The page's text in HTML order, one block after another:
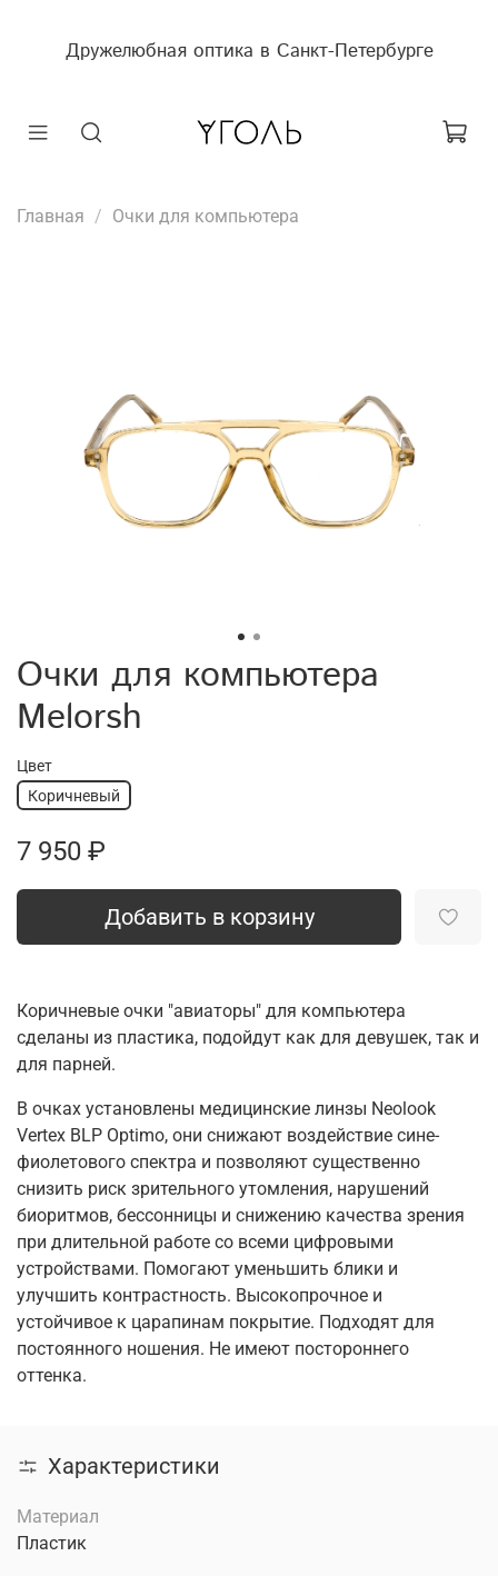
Дружелюбная оптика в Санкт-Петербурге
Главная Очки для компьютера
Очки для компьютера
Melorsh
Цвет
Коричневый
7 950 ₽
Добавить в корзину
Коричневые очки "авиаторы" для компьютера
сделаны из пластика, подойдут как для девушек, так и
для парней.
В очках установлены медицинские линзы Neolook
Vertex BLP Optimo, они снижают воздействие сине-
фиолетового спектра и позволяют существенно
снизить риск зрительного утомления, нарушений
биоритмов, бессонницы и снижению качества зрения
при длительной работе со всеми цифровыми
устройствами. Помогают уменьшить блики и
улучшить контрастность. Высокопрочное и
устойчивое к царапинам покрытие. Подходят для
постоянного ношения. Не имеют постороннего
оттенка.
Характеристики
Материал
Пластик